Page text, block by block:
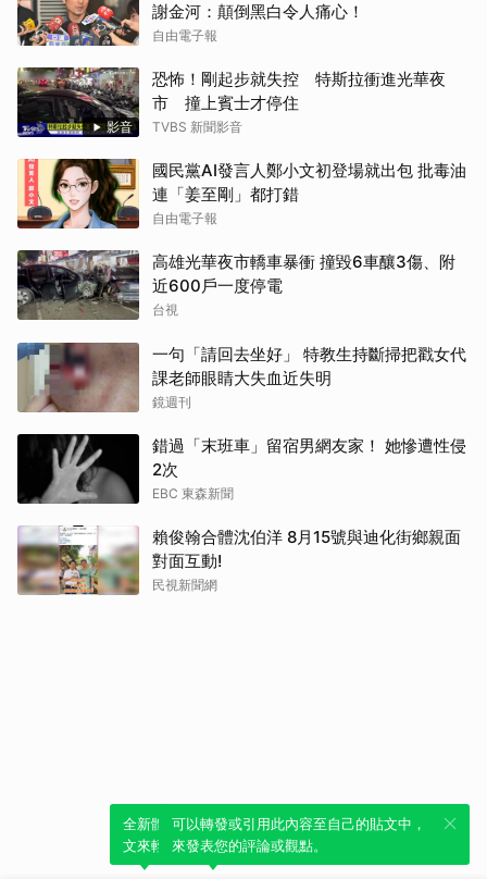
謝金河：顛倒黑白令人痛心！
自由電子報
影音
恐怖！剛起步就失控 特斯拉衝進光華夜
市 撞上賓士才停住
TVBS 新聞影音
國民黨AI發言人鄭小文初登場就出包 批毒油
連「姜至剛」都打錯
自由電子報
高雄光華夜市轎車暴衝 撞毀6車釀3傷、附
近600戶一度停電
台視
一句「請回去坐好」 特教生持斷掃把戳女代
課老師眼睛大失血近失明
鏡週刊
錯過「末班車」留宿男網友家！ 她慘遭性侵
2次
EBC 東森新聞
賴俊翰合體沈伯洋 8月15號與迪化街鄉親面
對面互動!
民視新聞網
全新體驗！一鍵引用此內容，透過發布貼
文來輕鬆表達個人立場。
可以轉發或引用此內容至自己的貼文中，
來發表您的評論或觀點。